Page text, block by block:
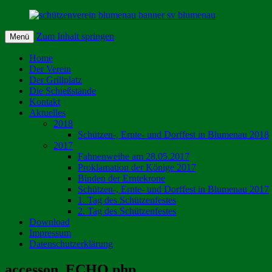
Schützenverein Blumenau von
Menü Zum Inhalt springen
Home
Der Verein
Der Grillplatz
Die Schießstände
Kontakt
Aktuelles
2018
Schützen-, Ernte- und Dorffest in Blumenau 2018
2017
Fahnenweihe am 28.05.2017
Proklamation der Könige 2017
Binden der Erntekrone
Schützen-, Ernte- und Dorffest in Blumenau 2017
1. Tag des Schützenfestes
2. Tag des Schützenfestes
Download
Impressum
Datenschutzerklärung